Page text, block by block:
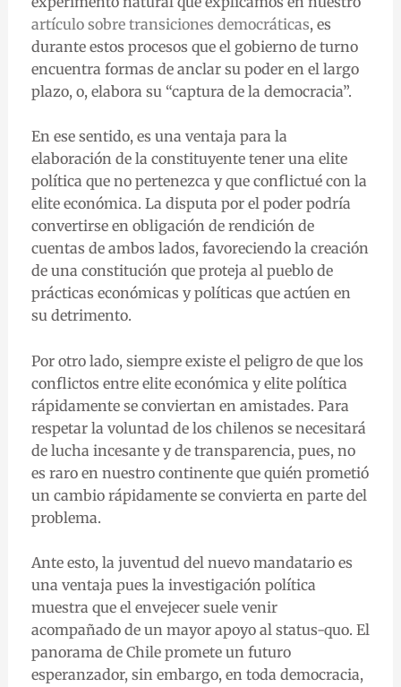
artículo sobre transiciones democráticas, es
durante estos procesos que el gobierno de turno
encuentra formas de anclar su poder en el largo
plazo, o, elabora su “captura de la democracia”.
En ese sentido, es una ventaja para la
elaboración de la constituyente tener una elite
política que no pertenezca y que conflictué con la
elite económica. La disputa por el poder podría
convertirse en obligación de rendición de
cuentas de ambos lados, favoreciendo la creación
de una constitución que proteja al pueblo de
prácticas económicas y políticas que actúen en
su detrimento.
Por otro lado, siempre existe el peligro de que los
conflictos entre elite económica y elite política
rápidamente se conviertan en amistades. Para
respetar la voluntad de los chilenos se necesitará
de lucha incesante y de transparencia, pues, no
es raro en nuestro continente que quién prometió
un cambio rápidamente se convierta en parte del
problema.
Ante esto, la juventud del nuevo mandatario es
una ventaja pues la investigación política
muestra que el envejecer suele venir
acompañado de un mayor apoyo al status-quo. El
panorama de Chile promete un futuro
esperanzador, sin embargo, en toda democracia,